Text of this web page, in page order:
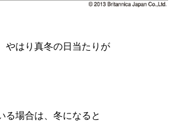
やはり真冬の日当たりが
る場合は、冬になると